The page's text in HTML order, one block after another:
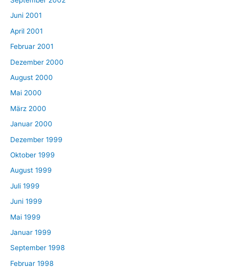
Juni 2001
April 2001
Februar 2001
Dezember 2000
August 2000
Mai 2000
März 2000
Januar 2000
Dezember 1999
Oktober 1999
August 1999
Juli 1999
Juni 1999
Mai 1999
Januar 1999
September 1998
Februar 1998